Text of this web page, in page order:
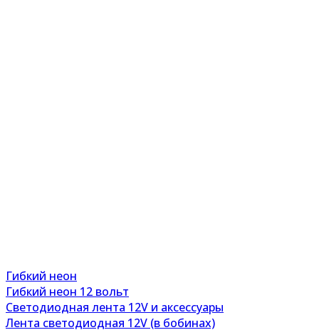
Гибкий неон
Гибкий неон 12 вольт
Светодиодная лента 12V и аксессуары
Лента светодиодная 12V (в бобинах)